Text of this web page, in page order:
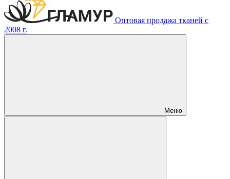
Оптовая продажа тканей с
2008 г.
Меню